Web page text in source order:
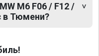
M6 F06 / F12 /
в Тюмени?